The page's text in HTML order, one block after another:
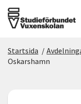
Det här gör vi
Startsida /
Oskarshamn